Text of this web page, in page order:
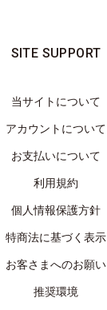
ABOUT
IN
SITE SUPPORT
当サイトについて
アカウントについて
お支払いについて
利用規約
個人情報保護方針
特商法に基づく表示
お客さまへのお願い
推奨環境